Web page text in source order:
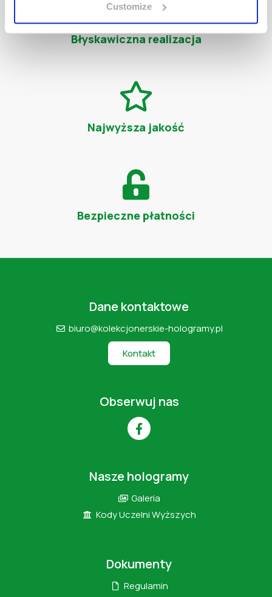
Customize
Błyskawiczna realizacja
Najwyższa jakość
Bezpieczne płatności
Dane kontaktowe
biuro@kolekcjonerskie-hologramy.pl
Kontakt
Obserwuj nas
Nasze hologramy
Galeria
Kody Uczelni Wyższych
Dokumenty
Regulamin